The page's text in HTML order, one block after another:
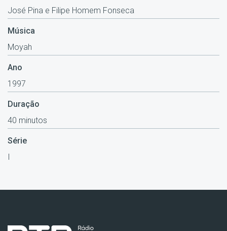
José Pina e Filipe Homem Fonseca
Música
Moyah
Ano
1997
Duração
40 minutos
Série